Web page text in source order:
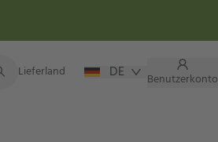
Lieferland DE Benutzerkonto